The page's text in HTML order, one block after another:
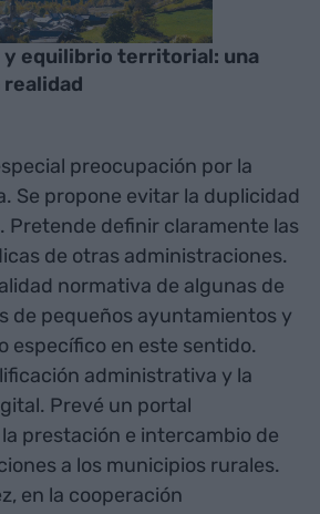
y equilibrio territorial: una
preocupación por la
Se propone evitar la duplicidad
Pretende definir claramente las
de otras administraciones.
normativa de algunas de
de pequeños ayuntamientos y
específico en este sentido.
administrativa y la
Prevé un portal
prestación e intercambio de
a los municipios rurales.
en la cooperación